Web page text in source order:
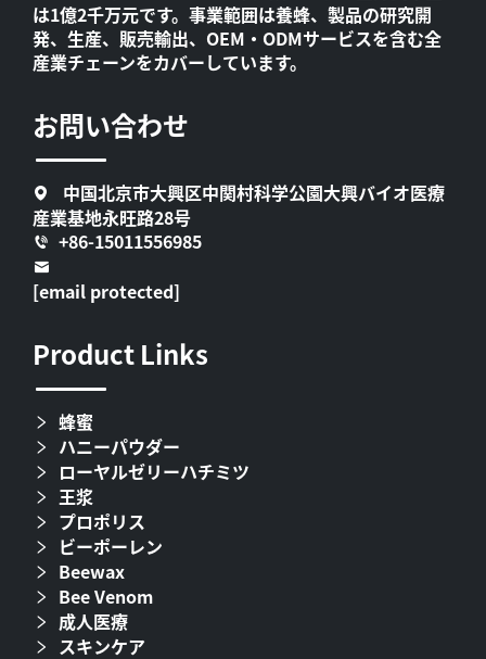
は1億2千万元です。事業範囲は養蜂、製品の研究開
発、生産、販売輸出、OEM・ODMサービスを含む全
産業チェーンをカバーしています。
お問い合わせ
中国北京市大興区中関村科学公園大興バイオ医療
産業基地永旺路28号
+86-15011556985
[email protected]
Product Links
蜂蜜
ハニーパウダー
ローヤルゼリーハチミツ
王浆
プロポリス
ビーポーレン
Beewax
Bee Venom
成人医療
スキンケア